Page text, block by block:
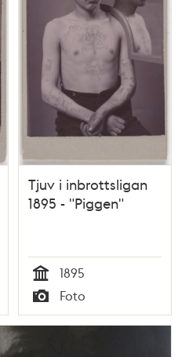
Tjuv i inbrottsligan
1895 - "Piggen"
Tid
1895
Typ
Foto